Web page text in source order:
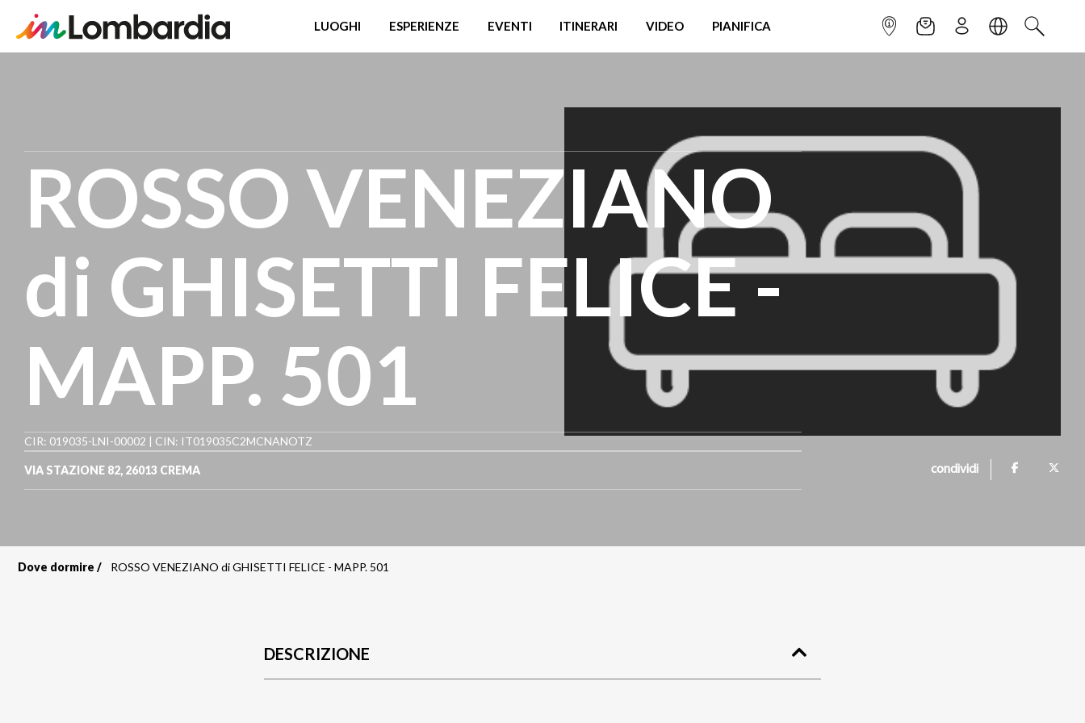
LUOGHI ESPERIENZE EVENTI ITINERARI VIDEO PIANIFICA INFOPOINTNEWSLETTER
ISCRIVITILINGUACERCA
ROSSO VENEZIANO
di GHISETTI FELICE -
MAPP. 501
CIR: 019035-LNI-00002 | CIN: IT019035C2MCNANOTZ
VIA STAZIONE 82, 26013 CREMA condividi
Dove dormire ROSSO VENEZIANO di GHISETTI FELICE - MAPP. 501
DESCRIZIONE